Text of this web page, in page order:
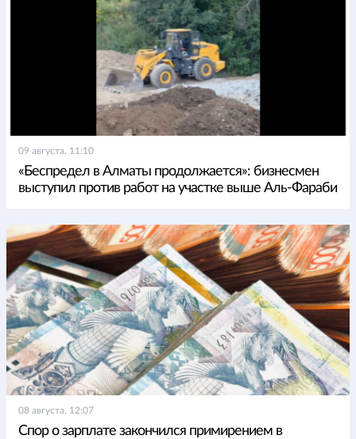
09 августа, 11:10
«Беспредел в Алматы продолжается»: бизнесмен
выступил против работ на участке выше Аль-Фараби
08 августа, 12:07
Спор о зарплате закончился примирением в